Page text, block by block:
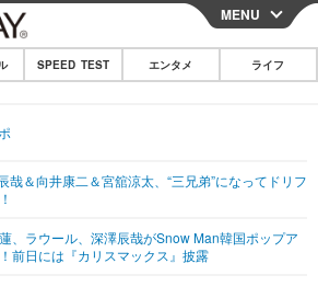
CLOSE
その他
映画・ドラマ
MENU
SPEED TEST エンタメ ライフ
哉＆向井康二＆宮舘涼太、“三兄弟”になってドリフ
、ラウール、深澤辰哉がSnow Man韓国ポップア
前日には『カリスマックス』披露